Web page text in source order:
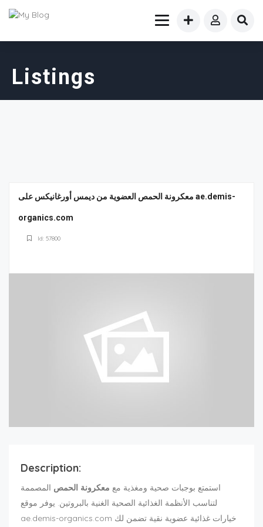
Listings
معكرونة الحمص العضوية من ديمس أورغانيكس على ae.demis-
organics.com
Id: 57800
Description:
استمتع بوجبات صحية ومغذية مع معكرونة الحمص المصممة
لتناسب الأنظمة الغذائية الصحية الغنية بالبروتين. يوفر موقع
ae.demis-organics.com خيارات غذائية عضوية نقية تضمن لك